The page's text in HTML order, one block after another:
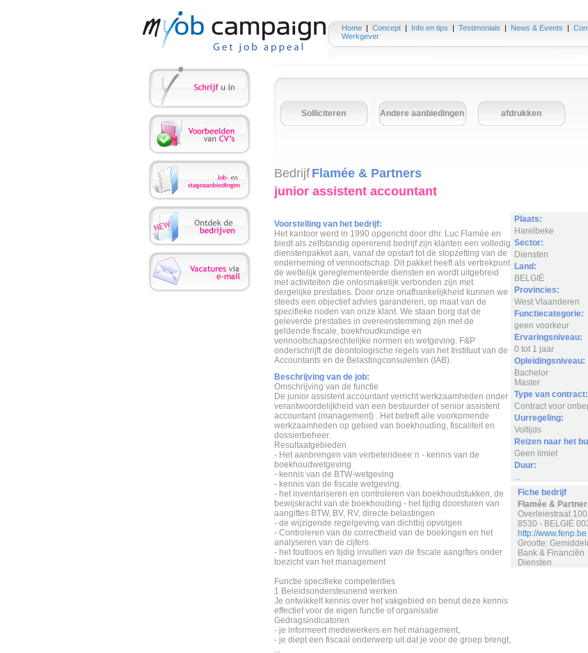
Home | Concept | Info en tips | Testimonials | News & Events |
Werkgever
Solliciteren Andere aanbiedingen afdrukken
Bedrijf Flamée & Partners
junior assistent accountant
Voorstelling van het bedrijf:
Het kantoor werd in 1990 opgericht door dhr. Luc Flamée en
biedt als zelfstandig opererend bedrijf zijn klanten een volledig
dienstenpakket aan, vanaf de opstart tot de stopzetting van de
onderneming of vennootschap. Dit pakket heeft als vertrekpunt
de wettelijk gereglementeerde diensten en wordt uitgebreid
met activiteiten die onlosmakelijk verbonden zijn met
dergelijke prestaties. Door onze onafhankelijkheid kunnen we
steeds een objectief advies garanderen, op maat van de
specifieke noden van onze klant. We staan borg dat de
geleverde prestaties in overeenstemming zijn met de
geldende fiscale, boekhoudkundige en
vennootschapsrechtelijke normen en wetgeving. F&P
onderschrijft de deontologische regels van het Instituut van de
Accountants en de Belastingconsulenten (IAB).
Beschrijving van de job:
Omschrijving van de functie
De junior assistent accountant verricht werkzaamheden onder
verantwoordelijkheid van een bestuurder of senior assistent
accountant (management) . Het betreft alle voorkomende
werkzaamheden op gebied van boekhouding, fiscaliteit en
dossierbeheer.
Resultaatgebieden
- Het aanbrengen van verbeterideee¨n - kennis van de
boekhoudwetgeving
- kennis van de BTW-wetgeving
- kennis van de fiscale wetgeving.
- het inventariseren en controleren van boekhoudstukken, de
bewijskracht van de boekhouding - het tijdig doorsturen van
aangiftes BTW, BV, RV, directe belastingen
- de wijzigende regelgeving van dichtbij opvolgen
- Controleren van de correctheid van de boekingen en het
analyseren van de cijfers
- het foutloos en tijdig invullen van de fiscale aangiftes onder
toezicht van het management
Functie specifieke competenties
1 Beleidsondersteunend werken
Je ontwikkelt kennis over het vakgebied en benut deze kennis
effectief voor de eigen functie of organisatie
Gedragsindicatoren
- je informeert medewerkers en het management,
- je diept een fiscaal onderwerp uit dat je voor de groep brengt,
Plaats:
Harelbeke
Sector:
Diensten
Land:
BELGIË
Provincies:
West Vlaanderen
Functiecategorie:
geen voorkeur
Ervaringsniveau:
0 tot 1 jaar
Opleidingsniveau:
Bachelor
Master
Type van contract:
Contract voor
Uurregeling:
Voltijds
Reizen naar het
Geen limiet
Duur:
Fiche bedrijf
Flamée &
Overleiestraat 100
8530 - BELGIË
http://www.fenp.be
Grootte:
Bank & Financiën
Diensten